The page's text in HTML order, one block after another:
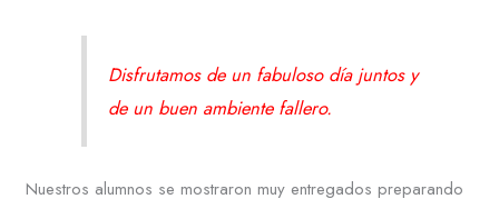
Disfrutamos de un fabuloso día juntos y
de un buen ambiente fallero.
Nuestros alumnos se mostraron muy entregados preparando